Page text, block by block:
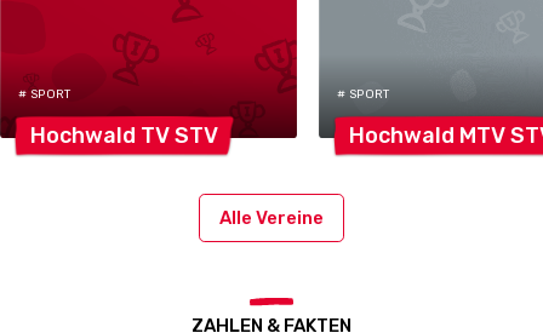
# SPORT
Hochwald TVSTV
# SPORT
Hochwald MTV
Alle Vereine
ZAHLEN & FAKTEN